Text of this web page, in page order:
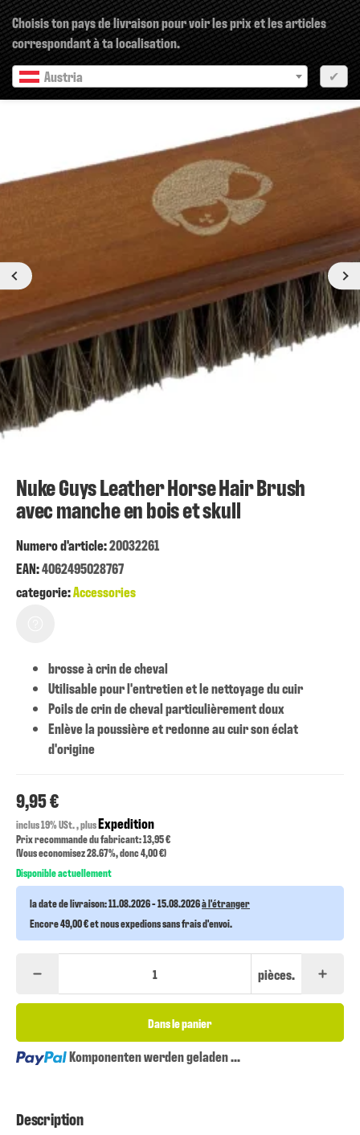
Choisis ton pays de livraison pour voir les prix et les articles
correspondant à ta localisation.
Austria
✔
Prochain
Nuke Guys Leather Horse Hair Brush
avec manche en bois et skull
Numero d'article:20032261
EAN:4062495028767
categorie:Accessories
brosse à crin de cheval
Utilisable pour l'entretien et le nettoyage du cuir
Poils de crin de cheval particulièrement doux
Enlève la poussière et redonne au cuir son éclat
d'origine
9,95 €
inclus 19% USt. , plusExpedition
Prix recommande du fabricant: 13,95 €
(Vous economisez28.67%, donc4,00 €)
Disponible actuellement
la date de livraison:11.08.2026 - 15.08.2026à l'étranger
Encore 49,00 € et nous expedions sans frais d'envoi.
pièces.
Dans le panier
Loading...Komponenten werden geladen ...
Description